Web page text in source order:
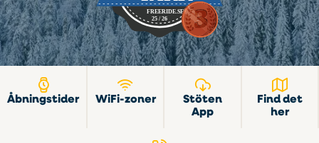
Åbningstider WiFi-zoner
Stöten
App
Find det
her